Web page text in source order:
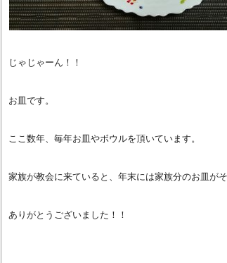
じゃじゃーん！！
お皿です。
ここ数年、毎年お皿やボウルを頂いています。
家族が教会に来ていると、年末には家族分のお皿が
ありがとうございました！！